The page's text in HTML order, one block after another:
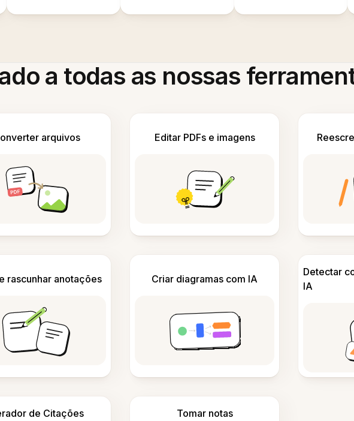
a todas as nossas
arquivos Editar PDFs e imagens
rascunhar anotações Criar diagramas com IA
Detectar
IA
de Citações Tomar notas